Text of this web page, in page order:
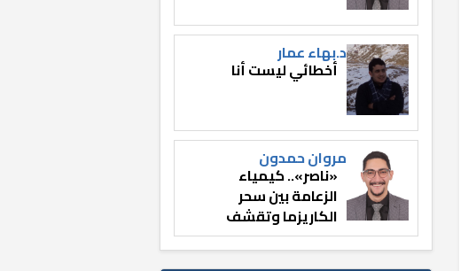
د.بهاء عمار
أخطائي ليست أنا
مروان حمدون
«ناصر».. كيمياء
الزعامة بين سحر
الكاريزما وتقشف
الثائر